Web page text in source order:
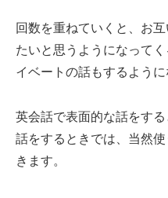
回数を重ねていくと、お
たいと思うようになって
イベートの話もするように
英会話で表面的な話をす
話をするときでは、当然
きます。